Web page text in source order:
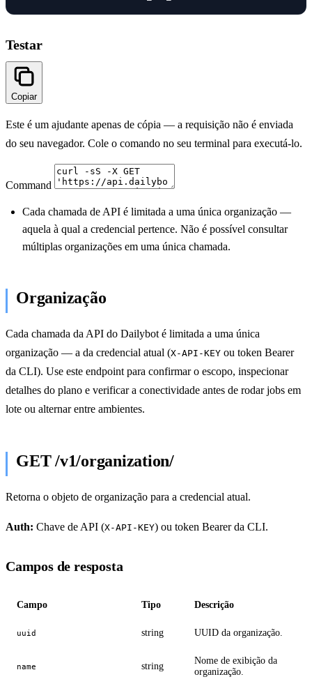
Testar
Copiar
Este é um ajudante apenas de cópia — a requisição não é enviada
do seu navegador. Cole o comando no seu terminal para executá-lo.
Command
Cada chamada de API é limitada a uma única organização —
aquela à qual a credencial pertence. Não é possível consultar
múltiplas organizações em uma única chamada.
Organização
Cada chamada da API do Dailybot é limitada a uma única
organização — a da credencial atual (X-API-KEY ou token Bearer
da CLI). Use este endpoint para confirmar o escopo, inspecionar
detalhes do plano e verificar a conectividade antes de rodar jobs em
lote ou alternar entre ambientes.
GET /v1/organization/
Retorna o objeto de organização para a credencial atual.
Auth: Chave de API (X-API-KEY) ou token Bearer da CLI.
Campos de resposta
Campo Tipo Descrição
uuid string UUID da organização.
name string
Nome de exibição da
organização.